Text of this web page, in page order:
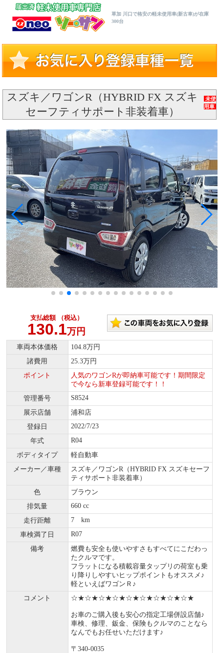
草加 川口で格安の軽未使用車(新古車)が在庫
300台
スズキ／ワゴンR（HYBRID FX スズキ
セーフティサポート非装着車）
未使
用車
支払総額 （税込）
130.1万円
車両本体価格
104.8万円
諸費用
25.3万円
ポイント
人気のワゴンRが即納車可能です！期間限定
で今なら新車登録可能です！！
管理番号
S8524
展示店舗
浦和店
登録日
2022/7/23
年式
R04
ボディタイプ
軽自動車
メーカー／車種
スズキ／ワゴンR（HYBRID FX スズキセーフ
ティサポート非装着車）
色
ブラウン
排気量
660 cc
走行距離
7 km
車検満了日
R07
備考
燃費も安全も使いやすさもすべてにこだわっ
たクルマです。
フラットになる積載容量タップリの荷室も乗
り降りしやすいヒップポイントもオススメ♪
軽といえばワゴンＲ♪
コメント
☆★☆★☆★☆★☆★☆★☆★☆★☆★
お車のご購入後も安心の指定工場併設店舗♪
車検、修理、鈑金、保険もクルマのことなら
なんでもお任せいただけます♪
〒340-0035